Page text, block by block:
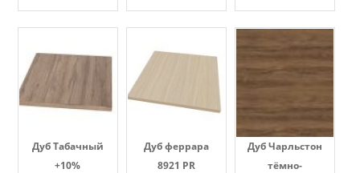
Дуб Табачный
+10%
Дуб феррара
8921 PR
Дуб Чарльстон
тёмно-